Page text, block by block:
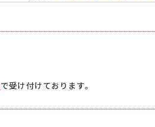
で受け付けております。